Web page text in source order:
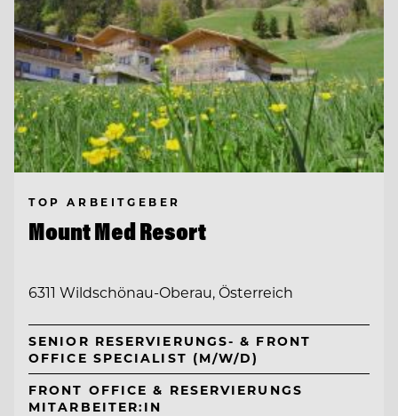
TOP ARBEITGEBER
Mount Med Resort
6311 Wildschönau-Oberau, Österreich
SENIOR RESERVIERUNGS- & FRONT
OFFICE SPECIALIST (M/W/D)
FRONT OFFICE & RESERVIERUNGS
MITARBEITER:IN